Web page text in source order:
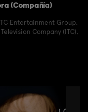
(Compañía)
Entertainment Group,
Company (ITC),